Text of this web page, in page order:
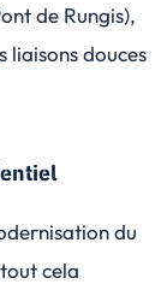
de Rungis),
liaisons douces
du
cela